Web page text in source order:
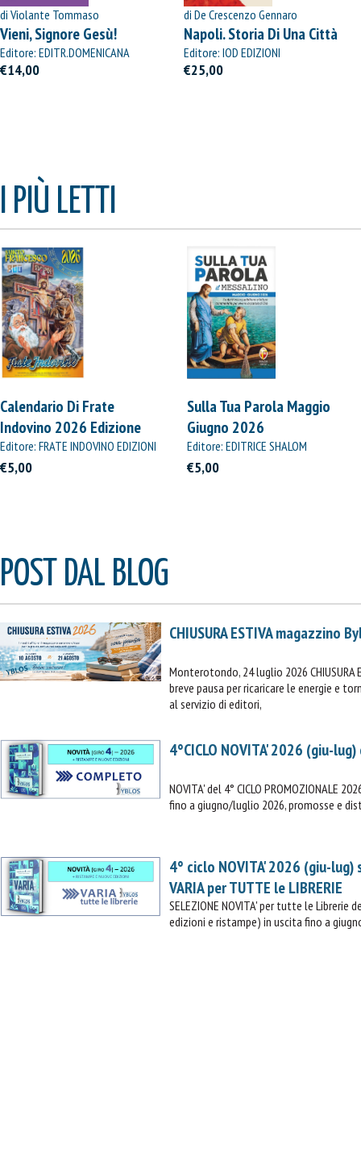
di Violante Tommaso
Vieni, Signore Gesù!
Editore: EDITR.DOMENICANA
ITALIANA
€14,00
di De Crescenzo Gennaro
Napoli. Storia Di Una Città
Editore: IOD EDIZIONI
€25,00
I PIÙ LETTI
Calendario Di Frate
Indovino 2026 Edizione
Straordinaria
Editore: FRATE INDOVINO EDIZIONI
€5,00
Sulla Tua Parola Maggio
Giugno 2026
Editore: EDITRICE SHALOM
€5,00
POST DAL BLOG
CHIUSURA ESTIVA magazzino
Monterotondo, 24 luglio 2026 CHIUSURA
breve pausa per ricaricare le energie e
al servizio di editori,
4°CICLO NOVITA' 2026 (giu-
NOVITA' del 4° CICLO PROMOZIONALE
fino a giugno/luglio 2026, promosse e
4° ciclo NOVITA' 2026 (giu-lug)
VARIA per TUTTE le LIBRERIE
SELEZIONE NOVITA' per tutte le Librerie
edizioni e ristampe) in uscita fino a
IL MIO CARRELLO
stai aggiungendo questo articolo:
Codice:
Confezione dapezzi
CONTINUA GLI ACQUISTI
PROCEDI E PAGA